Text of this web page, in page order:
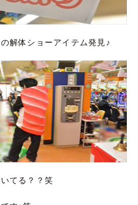
解体ショーアイテム発見♪
てる？？笑